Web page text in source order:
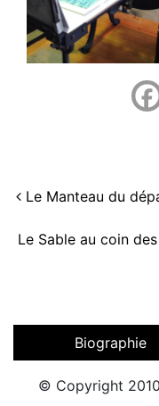
Le Manteau du
Le Sable au coin
Biographie
© Copyright